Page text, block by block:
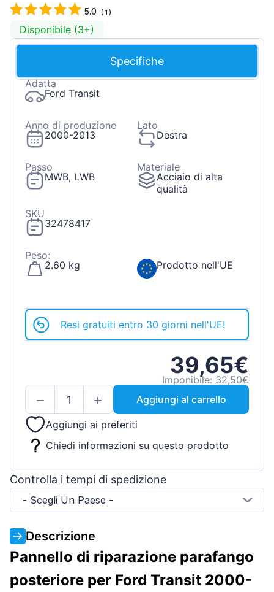
5.0 (1 )
Disponibile (3+)
Specifiche
Adatta
Ford Transit
Anno di produzione
2000-2013
Lato
Destra
Passo
MWB, LWB
Materiale
Acciaio di alta
qualità
SKU
32478417
Peso:
2.60 kg
Prodotto nell'UE
Resi gratuiti entro 30 giorni nell'UE!
39,65€
Imponibile: 32,50€
Aggiungi al carrello
Aggiungi ai preferiti
Chiedi informazioni su questo prodotto
Controlla i tempi di spedizione
- Scegli Un Paese -
Descrizione
Pannello di riparazione parafango
posteriore per Ford Transit 2000-